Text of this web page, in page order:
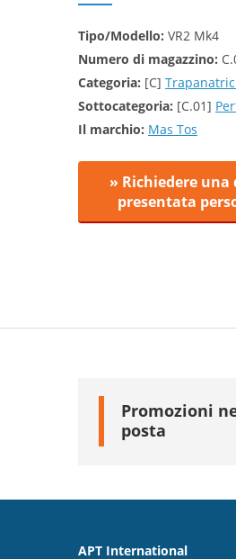
Tipo/Modello: VR2 Mk4
Numero di magazzino:
Categoria: [C]
Sottocategoria: [C.01]
Il marchio: Mas Tos
» Richiedere
presentata
Promozioni
posta
APT International